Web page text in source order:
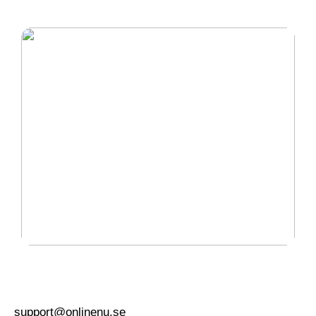
support@onlinenu.se